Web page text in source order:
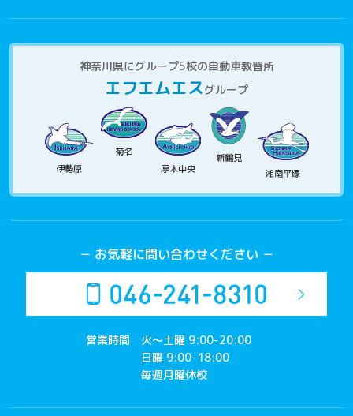
神奈川県にグループ5校の自動車教習所
エフエムエスグループ
伊勢原
菊名
厚木中央
新鶴見
湘南平塚
－ お気軽に問い合わせください －
営業時間
火～土曜 9:00-20:00
日曜 9:00-18:00
毎週月曜休校